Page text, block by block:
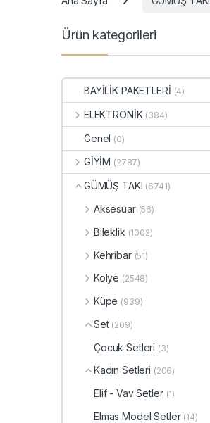
Ürün kategorileri
BAYİLİK PAKETLERİ (4)
ELEKTRONİK (384)
Genel (0)
GİYİM (2787)
GÜMÜŞ TAKI (6741)
Aksesuar (56)
Bileklik (1002)
Kehribar (51)
Kolye (2548)
Küpe (939)
Set (209)
Çocuk Setleri (3)
Kadın Setleri (206)
Elif - Vav Setler (1)
Elmas Model Setler (14)